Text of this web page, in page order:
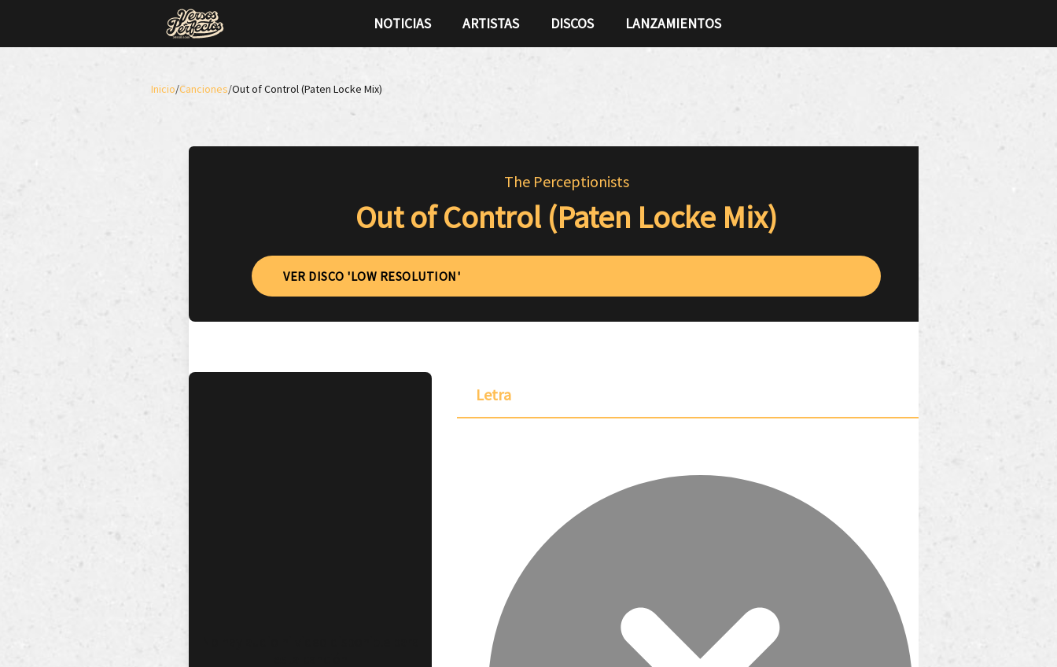
NOTICIAS ARTISTAS DISCOS LANZAMIENTOS
Inicio/Canciones/Out of Control (Paten Locke Mix)
The Perceptionists
Out of Control (Paten Locke Mix)
VER DISCO 'LOW RESOLUTION'
Letra